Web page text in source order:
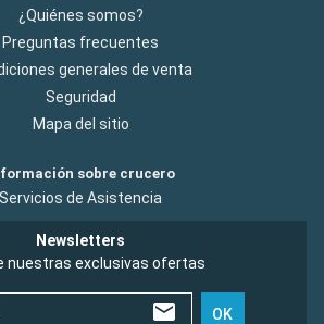
¿Quiénes somos?
Preguntas frecuentes
generales de venta
Seguridad
Mapa del sitio
sobre crucero
Servicios de Asistencia
Newsletters
nuestras exclusivas ofertas
OK